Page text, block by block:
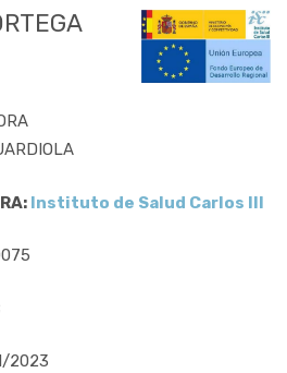
Instituto de Salud Carlos III
2023